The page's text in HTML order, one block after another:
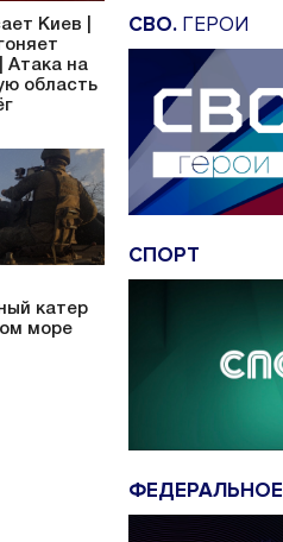
Киев |
Атака на
область
катер
море
СВО. ГЕРОИ
СПОРТ
ФЕДЕРАЛЬНОЕ